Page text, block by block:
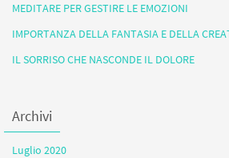
MEDITARE PER GESTIRE LE EMOZIONI
IMPORTANZA DELLA FANTASIA E DELLA
IL SORRISO CHE NASCONDE IL DOLORE
Archivi
Luglio 2020